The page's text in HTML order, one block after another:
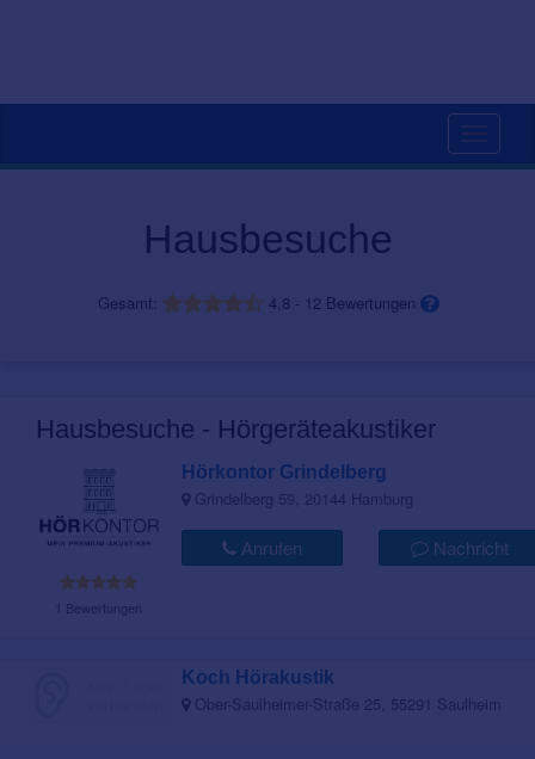
Hausbesuche
Gesamt: 4,8 - 12 Bewertungen
Hausbesuche - Hörgeräteakustiker
1 Bewertungen
Hörkontor Grindelberg
Grindelberg 59, 20144 Hamburg
Anrufen Nachricht
Koch Hörakustik
Ober-Saulheimer-Straße 25, 55291 Saulheim